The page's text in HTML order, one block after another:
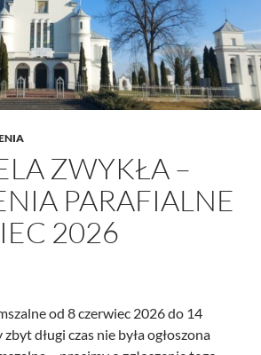
ZWYKŁA –
PARAFIALNE
2026
od 8 czerwiec 2026 do 14
długi czas nie była ogłoszona